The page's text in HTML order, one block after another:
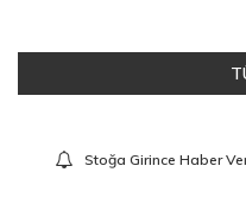
Stoğa Girince Haber